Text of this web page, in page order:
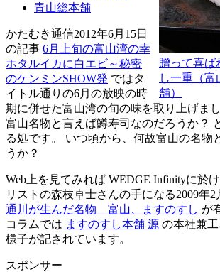
贈って喜ば
し一重（
舗）
青山総本舗
かたむき通信2012年6月15日
の記事 6月上旬の富山湾の幸
ホタルイカに白エビ～秘密
のケンミンSHOW発 ではタ
イトル通りの6月の放映の時
期に併せた富山湾の旬の味を取り上げま
富山名物と言えば鱒寿司なのだろうか？
る処です。 いつ頃から、何故富山の名物
うか？
Web上を見てみれば WEDGE Infinityに於
リストの森枝卓士さんの手になる2009年2
通川が生んだ名物 富山、ますのすし が
コラムでは ますのすし本舗 源 の本社兼
様子が記されています。
スポンサー